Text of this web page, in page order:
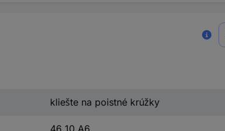
kliešte na poistné krúžky
46 10 A6